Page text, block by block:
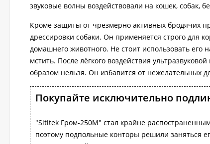
звуковые волны воздействовали на кошек, собак,
Кроме защиты от чрезмерно активных бродячих
дрессировки собаки. Он применяется строго для
домашнего животного. Не стоит использовать
мстить. После лёгкого воздействия
образом нельзя. Он избавится от нежелательных
Покупайте исключительно
"Sititek Гром-250М" стал крайне
поэтому подпольные конторы решили заняться